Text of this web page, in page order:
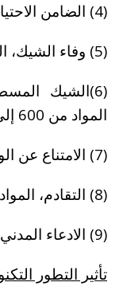
(4) الضامن الاحتياطي، المادة 588.
(5) وفاء الشيك، المواد من 589 إلى 599.
(6)الشيك
المواد من 600 إلى 602.
(7) الامتناع عن الوفاء، المواد من 603 إلى 606.
(8) التقادم، المواد من 607 إلى 610.
(9) الادعاء المدني في جرائم الشيكات، المادة 611.
تأثير التطور